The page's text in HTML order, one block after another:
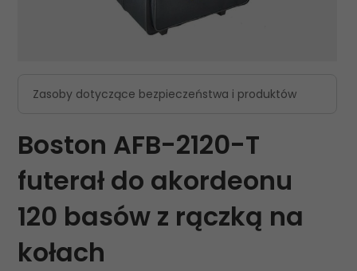
Zasoby dotyczące bezpieczeństwa i produktów
Boston AFB-2120-T
futerał do akordeonu
120 basów z rączką na
kołach